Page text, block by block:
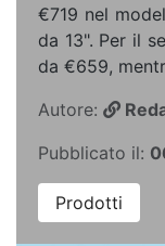
€719 nel
da 13". Per il
da €659,
Autore:
Pubblicato il:
Prodotti